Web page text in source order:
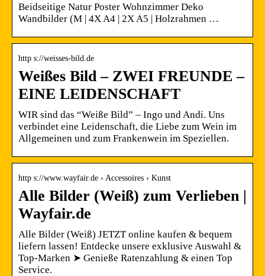
Beidseitige Natur Poster Wohnzimmer Deko
Wandbilder (M | 4X A4 | 2X A5 | Holzrahmen …
http s://weisses-bild.de
Weißes Bild – ZWEI FREUNDE –
EINE LEIDENSCHAFT
WIR sind das “Weiße Bild” – Ingo und Andi. Uns
verbindet eine Leidenschaft, die Liebe zum Wein im
Allgemeinen und zum Frankenwein im Speziellen.
http s://www.wayfair.de › Accessoires › Kunst
Alle Bilder (Weiß) zum Verlieben |
Wayfair.de
Alle Bilder (Weiß) JETZT online kaufen & bequem
liefern lassen! Entdecke unsere exklusive Auswahl &
Top-Marken ➤ Genieße Ratenzahlung & einen Top
Service.